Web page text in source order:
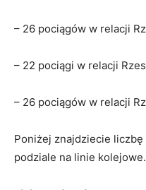
– 26 pociągów w relacji
– 22 pociągi w relacji
– 26 pociągów w relacji
Poniżej znajdziecie liczbę
podziale na linie kolejowe.